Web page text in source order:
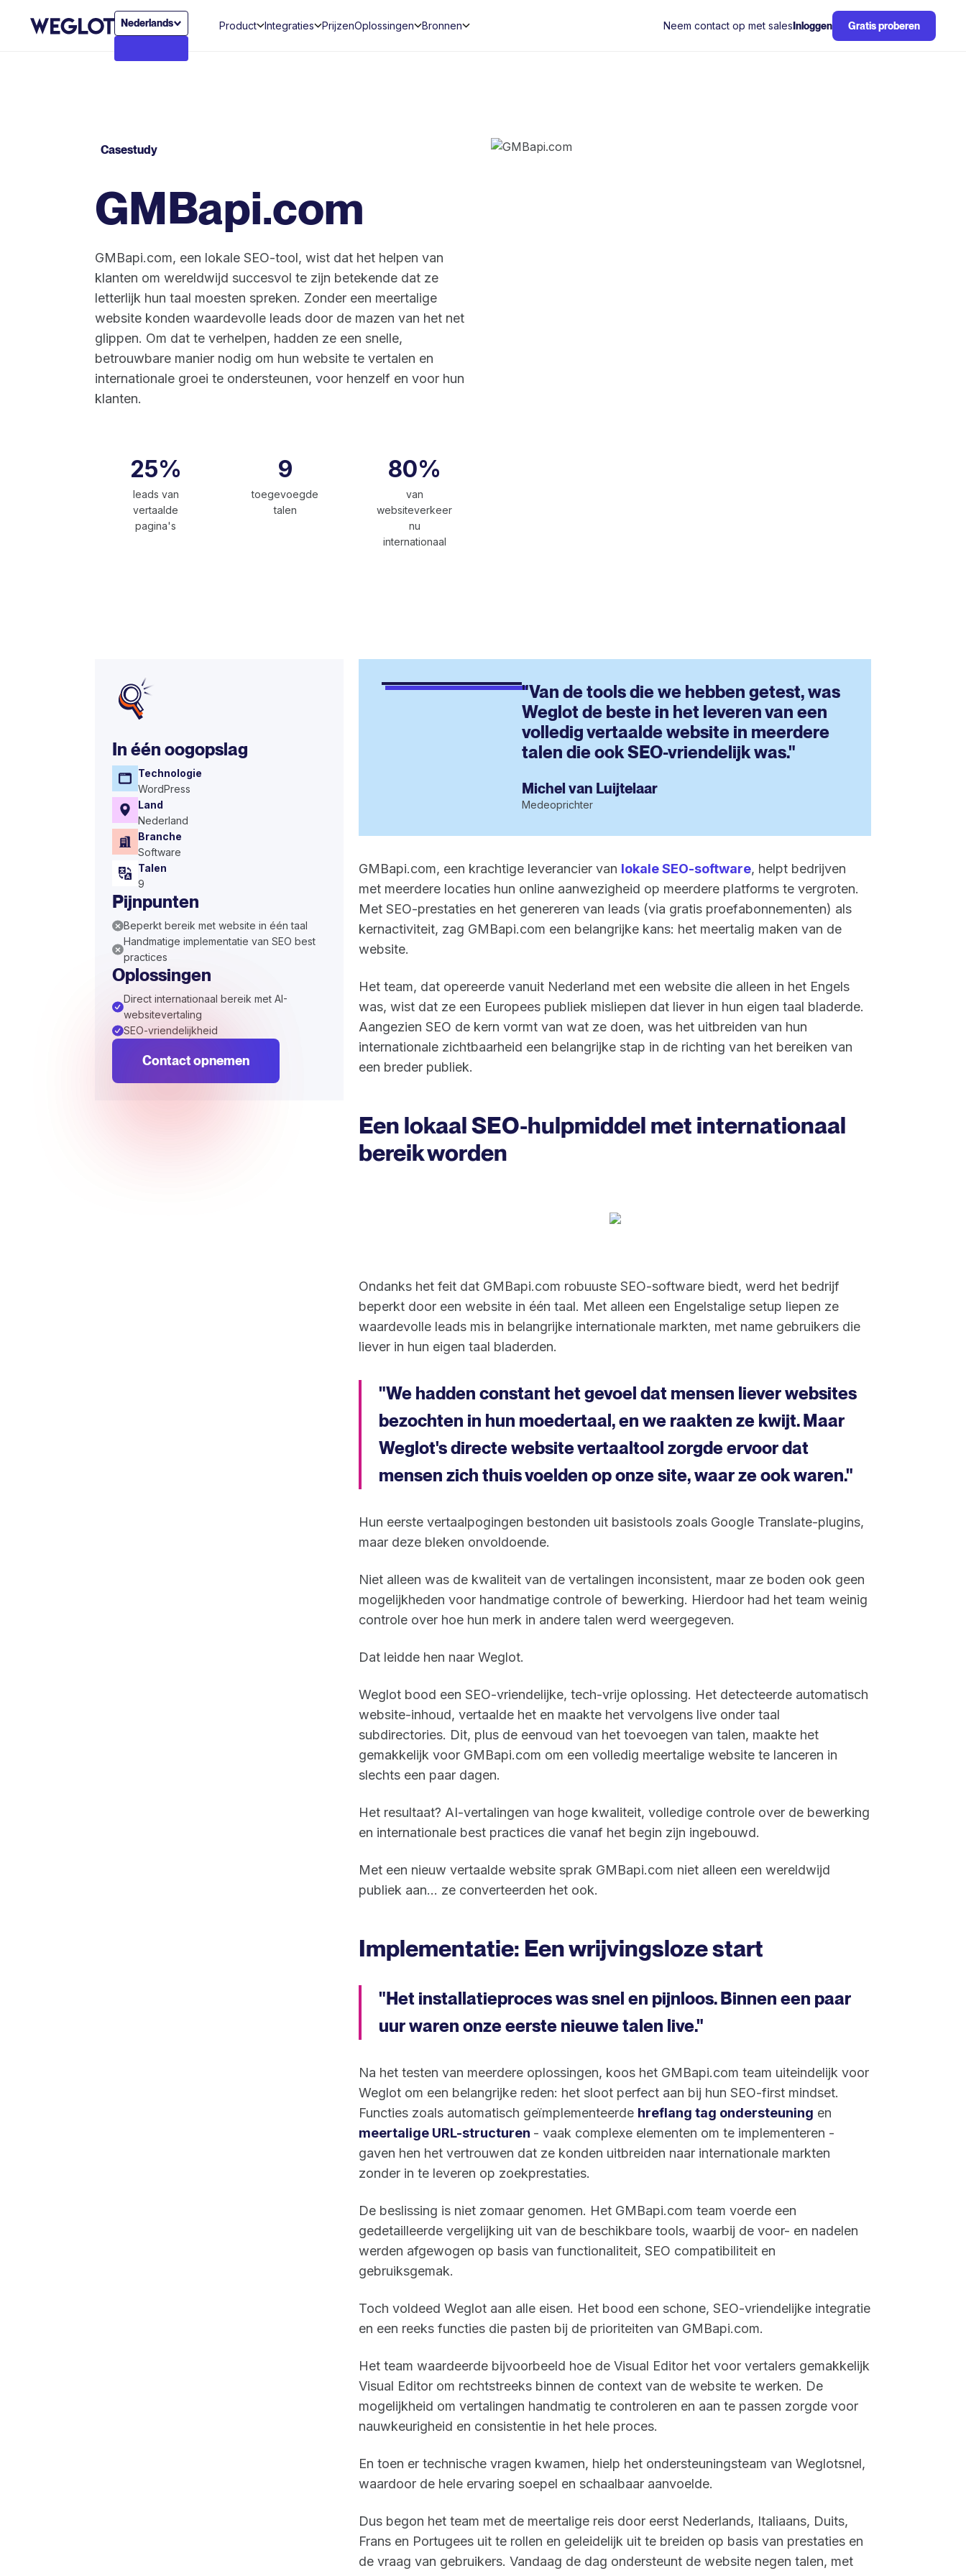
Nederlands Product Integraties PrijzenOplossingen Bronnen Neem contact op met sales Inloggen Gratis proberen
Casestudy
GMBapi.com
GMBapi.com, een lokale SEO-tool, wist dat het helpen van
klanten om wereldwijd succesvol te zijn betekende dat ze
letterlijk hun taal moesten spreken. Zonder een meertalige
website konden waardevolle leads door de mazen van het net
glippen. Om dat te verhelpen, hadden ze een snelle,
betrouwbare manier nodig om hun website te vertalen en
internationale groei te ondersteunen, voor henzelf en voor hun
klanten.
25%
leads van
vertaalde
pagina's
9
toegevoegde
talen
80%
van
websiteverkeer
nu
internationaal
In één oogopslag
Technologie
WordPress
Land
Nederland
Branche
Software
Talen
9
Pijnpunten
Beperkt bereik met website in één taal
Handmatige implementatie van SEO best
practices
Oplossingen
Direct internationaal bereik met AI-
websitevertaling
SEO-vriendelijkheid
Contact opnemen
"Van de tools die we hebben getest, was
Weglot de beste in het leveren van een
volledig vertaalde website in meerdere
talen die ook SEO-vriendelijk was."
Michel van Luijtelaar
Medeoprichter
GMBapi.com, een krachtige leverancier van lokale SEO-software, helpt bedrijven
met meerdere locaties hun online aanwezigheid op meerdere platforms te vergroten.
Met SEO-prestaties en het genereren van leads (via gratis proefabonnementen) als
kernactiviteit, zag GMBapi.com een belangrijke kans: het meertalig maken van de
website.
Het team, dat opereerde vanuit Nederland met een website die alleen in het Engels
was, wist dat ze een Europees publiek misliepen dat liever in hun eigen taal bladerde.
Aangezien SEO de kern vormt van wat ze doen, was het uitbreiden van hun
internationale zichtbaarheid een belangrijke stap in de richting van het bereiken van
een breder publiek.
Een lokaal SEO-hulpmiddel met internationaal
bereik worden
Ondanks het feit dat GMBapi.com robuuste SEO-software biedt, werd het bedrijf
beperkt door een website in één taal. Met alleen een Engelstalige setup liepen ze
waardevolle leads mis in belangrijke internationale markten, met name gebruikers die
liever in hun eigen taal bladerden.
"We hadden constant het gevoel dat mensen liever websites
bezochten in hun moedertaal, en we raakten ze kwijt. Maar
Weglot's directe website vertaaltool zorgde ervoor dat
mensen zich thuis voelden op onze site, waar ze ook waren."
Hun eerste vertaalpogingen bestonden uit basistools zoals Google Translate-plugins,
maar deze bleken onvoldoende.
Niet alleen was de kwaliteit van de vertalingen inconsistent, maar ze boden ook geen
mogelijkheden voor handmatige controle of bewerking. Hierdoor had het team weinig
controle over hoe hun merk in andere talen werd weergegeven.
Dat leidde hen naar Weglot.
Weglot bood een SEO-vriendelijke, tech-vrije oplossing. Het detecteerde automatisch
website-inhoud, vertaalde het en maakte het vervolgens live onder taal
subdirectories. Dit, plus de eenvoud van het toevoegen van talen, maakte het
gemakkelijk voor GMBapi.com om een volledig meertalige website te lanceren in
slechts een paar dagen.
Het resultaat? AI-vertalingen van hoge kwaliteit, volledige controle over de bewerking
en internationale best practices die vanaf het begin zijn ingebouwd.
Met een nieuw vertaalde website sprak GMBapi.com niet alleen een wereldwijd
publiek aan... ze converteerden het ook.
Implementatie: Een wrijvingsloze start
"Het installatieproces was snel en pijnloos. Binnen een paar
uur waren onze eerste nieuwe talen live."
Na het testen van meerdere oplossingen, koos het GMBapi.com team uiteindelijk voor
Weglot om een belangrijke reden: het sloot perfect aan bij hun SEO-first mindset.
Functies zoals automatisch geïmplementeerde hreflang tag ondersteuning en
meertalige URL-structuren - vaak complexe elementen om te implementeren -
gaven hen het vertrouwen dat ze konden uitbreiden naar internationale markten
zonder in te leveren op zoekprestaties.
De beslissing is niet zomaar genomen. Het GMBapi.com team voerde een
gedetailleerde vergelijking uit van de beschikbare tools, waarbij de voor- en nadelen
werden afgewogen op basis van functionaliteit, SEO compatibiliteit en
gebruiksgemak.
Toch voldeed Weglot aan alle eisen. Het bood een schone, SEO-vriendelijke integratie
en een reeks functies die pasten bij de prioriteiten van GMBapi.com.
Het team waardeerde bijvoorbeeld hoe de Visual Editor het voor vertalers gemakkelijk
Visual Editor om rechtstreeks binnen de context van de website te werken. De
mogelijkheid om vertalingen handmatig te controleren en aan te passen zorgde voor
nauwkeurigheid en consistentie in het hele proces.
En toen er technische vragen kwamen, hielp het ondersteuningsteam van Weglotsnel,
waardoor de hele ervaring soepel en schaalbaar aanvoelde.
Dus begon het team met de meertalige reis door eerst Nederlands, Italiaans, Duits,
Frans en Portugees uit te rollen en geleidelijk uit te breiden op basis van prestaties en
de vraag van gebruikers. Vandaag de dag ondersteunt de website negen talen, met